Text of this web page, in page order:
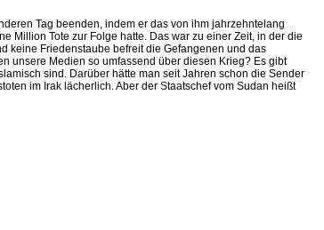
Tag beenden, indem er das von ihm jahrzehntelang
Million Tote zur Folge hatte. Das war zu einer Zeit, in der die
keine Friedenstaube befreit die Gefangenen und das
unsere Medien so umfassend über diesen Krieg? Es gibt
sind. Darüber hätte man seit Jahren schon die Sender
im Irak lächerlich. Aber der Staatschef vom Sudan heißt